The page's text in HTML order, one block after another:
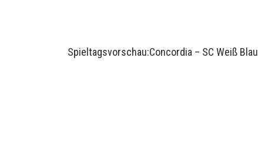
Spieltagsvorschau:Concordia – SC Weiß Blau